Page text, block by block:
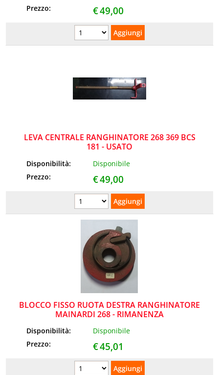
Prezzo:
€49,00
LEVA CENTRALE RANGHINATORE 268 369 BCS
181 - USATO
Disponibilità:
Disponibile
Prezzo:
€49,00
BLOCCO FISSO RUOTA DESTRA RANGHINATORE
MAINARDI 268 - RIMANENZA
Disponibilità:
Disponibile
Prezzo:
€45,01